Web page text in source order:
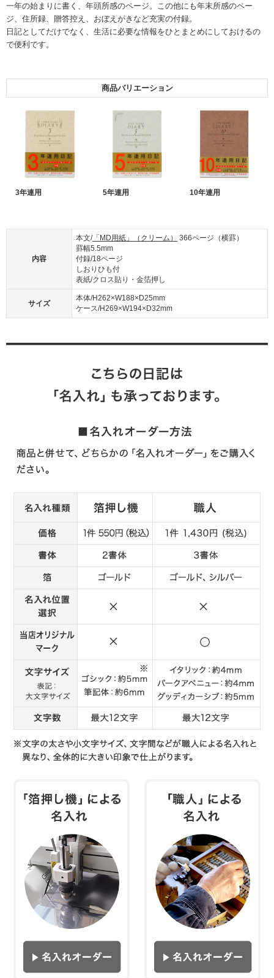
一年の始まりに書く、年頭所感のページ。この他にも年末所感のペー
ジ、住所録、贈答控え、おぼえがきなど充実の付録。
日記としてだけでなく、生活に必要な情報をひとまとめにしておけるの
で便利です。
商品バリエーション
3年連用 5年連用 10年連用
内容
本文/「MD用紙」（クリーム）
366ページ（横罫）
罫幅5.5mm
付録/18ページ
しおりひも付
表紙/クロス貼り・金箔押し
サイズ
本体/H262×W188×D25mm
ケース/H269×W194×D32mm